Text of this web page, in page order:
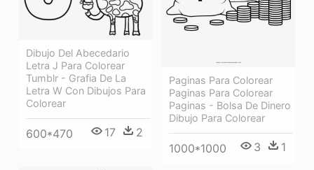
Dibujo Del Abecedario
Letra J Para Colorear
Tumblr - Grafia De La
Letra W Con Dibujos Para
Colorear
600*470 17 2
Paginas Para Colorear
Paginas Para Colorear
Paginas - Bolsa De Dinero
Dibujo Para Colorear
1000*1000 3 1